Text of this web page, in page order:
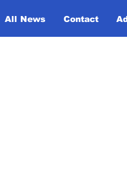
All News Contact